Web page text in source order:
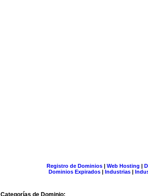
Registro de Dominios| Web Hosting |
Dominios Expirados | Industrias |
Categorías de Dominio: